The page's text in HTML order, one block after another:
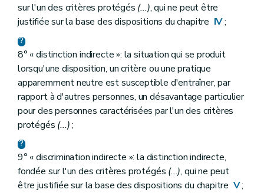
sur l'un des critères protégés (...), qui ne peut être
justifiée sur la base des dispositions du chapitre IV;
8° « distinction indirecte »: la situation qui se produit
lorsqu'une disposition, un critère ou une pratique
apparemment neutre est susceptible d'entraîner, par
rapport à d'autres personnes, un désavantage particulier
pour des personnes caractérisées par l'un des critères
protégés (...);
9° « discrimination indirecte »: la distinction indirecte,
fondée sur l'un des critères protégés (...), qui ne peut
être justifiée sur la base des dispositions du chapitre V;